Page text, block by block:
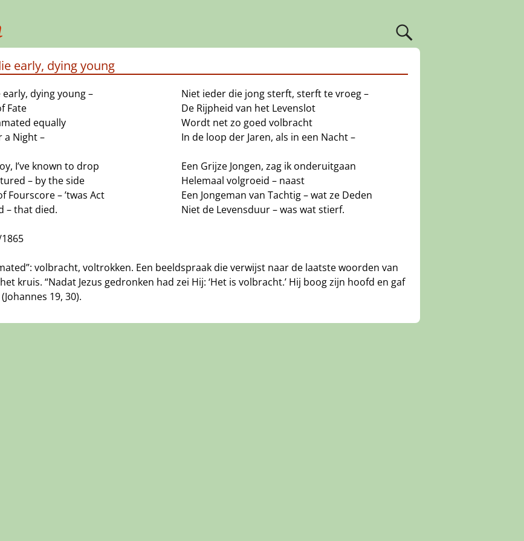
early, dying young
dying young –
Fate
equally
a Night –
I’ve known to drop
– by the side
Fourscore – ’twas Act
– that died.
Niet ieder die jong sterft, sterft te vroeg –
De Rijpheid van het Levenslot
Wordt net zo goed volbracht
In de loop der Jaren, als in een Nacht –
Een Grijze Jongen, zag ik onderuitgaan
Helemaal volgroeid – naast
Een Jongeman van Tachtig – wat ze Deden
Niet de Levensduur – was wat stierf.
volbracht, voltrokken. Een beeldspraak die verwijst naar de laatste woorden van
kruis. “Nadat Jezus gedronken had zei Hij: ‘Het is volbracht.’ Hij boog zijn hoofd en gaf
19, 30).